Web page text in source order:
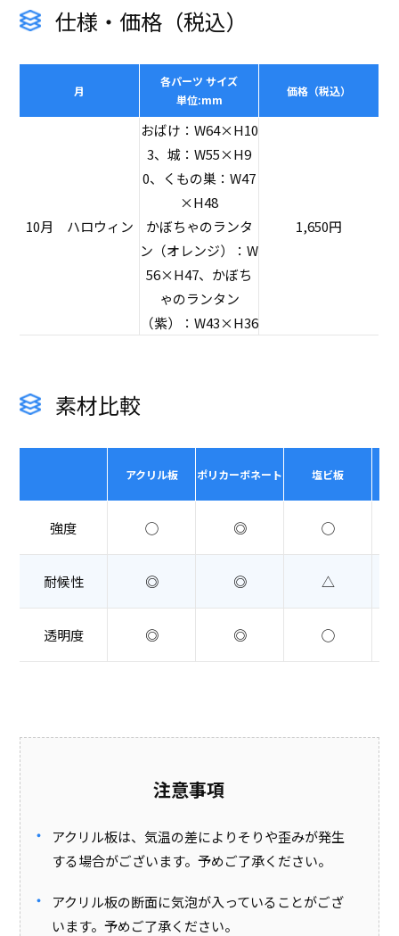
仕様・価格（税込）
月
各パーツ サイズ
単位:mm
価格（税込）
10月 ハロウィン
おばけ：W64×H10
3、城：W55×H9
0、くもの巣：W47
×H48
かぼちゃのランタ
ン（オレンジ）：W
56×H47、かぼち
ゃのランタン
（紫）：W43×H36
1,650円
素材比較
アクリル板 ポリカーボネート 塩ビ板
強度 ◯ ◎ ◯
耐候性 ◎ ◎ △
透明度 ◎ ◎ ◯
注意事項
アクリル板は、気温の差によりそりや歪みが発生
する場合がございます。予めご了承ください。
アクリル板の断面に気泡が入っていることがござ
います。予めご了承ください。